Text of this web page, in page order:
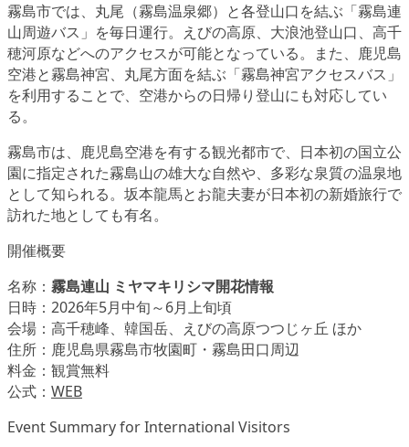
霧島市では、丸尾（霧島温泉郷）と各登山口を結ぶ「霧島連
山周遊バス」を毎日運行。えびの高原、大浪池登山口、高千
穂河原などへのアクセスが可能となっている。また、鹿児島
空港と霧島神宮、丸尾方面を結ぶ「霧島神宮アクセスバス」
を利用することで、空港からの日帰り登山にも対応してい
る。
霧島市は、鹿児島空港を有する観光都市で、日本初の国立公
園に指定された霧島山の雄大な自然や、多彩な泉質の温泉地
として知られる。坂本龍馬とお龍夫妻が日本初の新婚旅行で
訪れた地としても有名。
開催概要
名称： 霧島連山 ミヤマキリシマ開花情報
日時：2026年5月中旬～6月上旬頃
会場：高千穂峰、韓国岳、えびの高原つつじヶ丘 ほか
住所：鹿児島県霧島市牧園町・霧島田口周辺
料金：観賞無料
公式： WEB
Event Summary for International Visitors